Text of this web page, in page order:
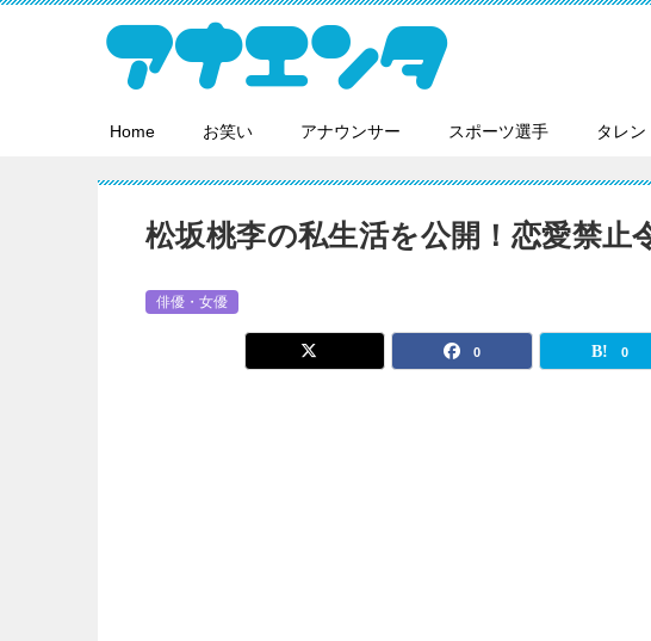
Home お笑い アナウンサー スポーツ選手 タレ
松坂桃李の私生活を公開！恋愛禁止
俳優・女優
0 0